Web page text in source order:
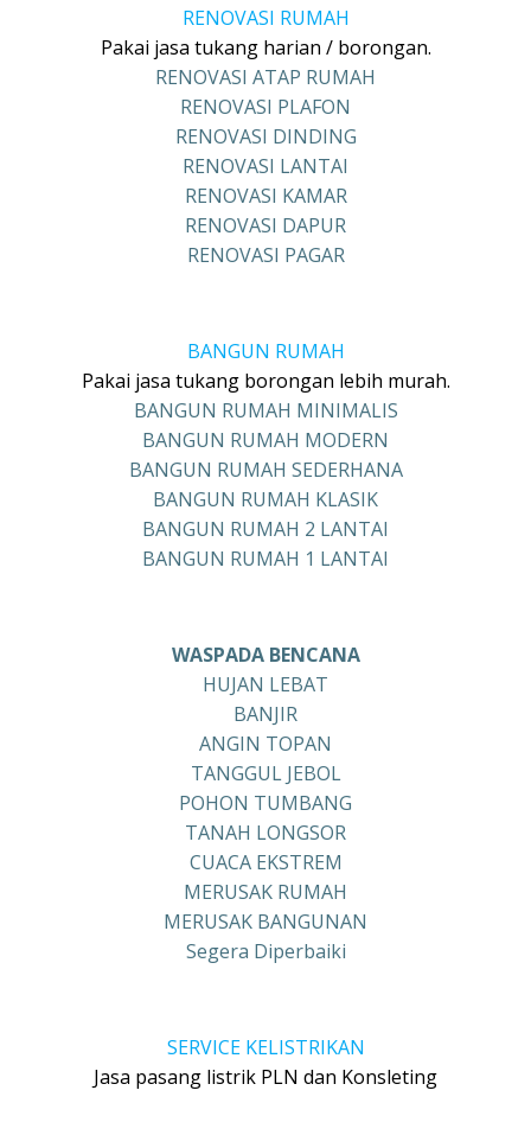
RENOVASI RUMAH
Pakai jasa tukang harian / borongan.
RENOVASI ATAP RUMAH
RENOVASI PLAFON
RENOVASI DINDING
RENOVASI LANTAI
RENOVASI KAMAR
RENOVASI DAPUR
RENOVASI PAGAR
BANGUN RUMAH
Pakai jasa tukang borongan lebih murah.
BANGUN RUMAH MINIMALIS
BANGUN RUMAH MODERN
BANGUN RUMAH SEDERHANA
BANGUN RUMAH KLASIK
BANGUN RUMAH 2 LANTAI
BANGUN RUMAH 1 LANTAI
WASPADA BENCANA
HUJAN LEBAT
BANJIR
ANGIN TOPAN
TANGGUL JEBOL
POHON TUMBANG
TANAH LONGSOR
CUACA EKSTREM
MERUSAK RUMAH
MERUSAK BANGUNAN
Segera Diperbaiki
SERVICE KELISTRIKAN
Jasa pasang listrik PLN dan Konsleting